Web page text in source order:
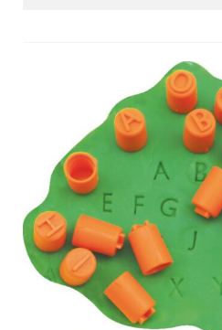
Versandarten
Kisus Katalog anfordern
Newsletter
Kontakt
Log In / Mein Konto
Products
search